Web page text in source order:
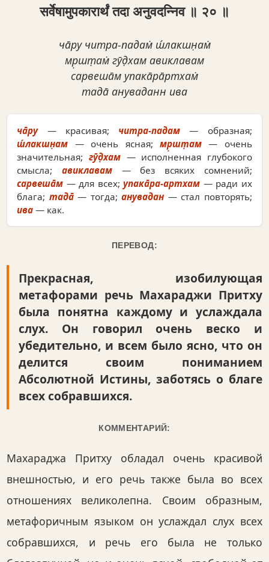
सर्वेषामुपकारार्थं तदा अनुवदन्निव ॥ २० ॥
ча̄ру читра-падам̇ ш́лакшн̣ам̇
мр̣шт̣ам̇ гӯд̣хам авиклавам
сарвеша̄м упака̄ра̄ртхам̇
тада̄ ануваданн ива
ча̄ру— красивая; читра-падам — образная;
ш́лакшн̣ам — очень ясная; мр̣шт̣ам— очень
значительная; гӯд̣хам— исполненная глубокого
смысла; авиклавам— без всяких сомнений;
сарвеша̄м — для всех;упака̄ра-артхам — ради их
блага; тада̄— тогда;анувадан — стал повторять;
ива — как.
ПЕРЕВОД:
Прекрасная, изобилующая
метафорами речь Махараджи Притху
была понятна каждому и услаждала
слух. Он говорил очень веско и
убедительно, и всем было ясно, что он
делится своим пониманием
Абсолютной Истины, заботясь о благе
всех собравшихся.
КОММЕНТАРИЙ:
Махараджа Притху обладал очень красивой
внешностью, и его речь также была во всех
отношениях великолепна. Своим образным,
метафоричным языком он услаждал слух всех
собравшихся, и речь его была не только